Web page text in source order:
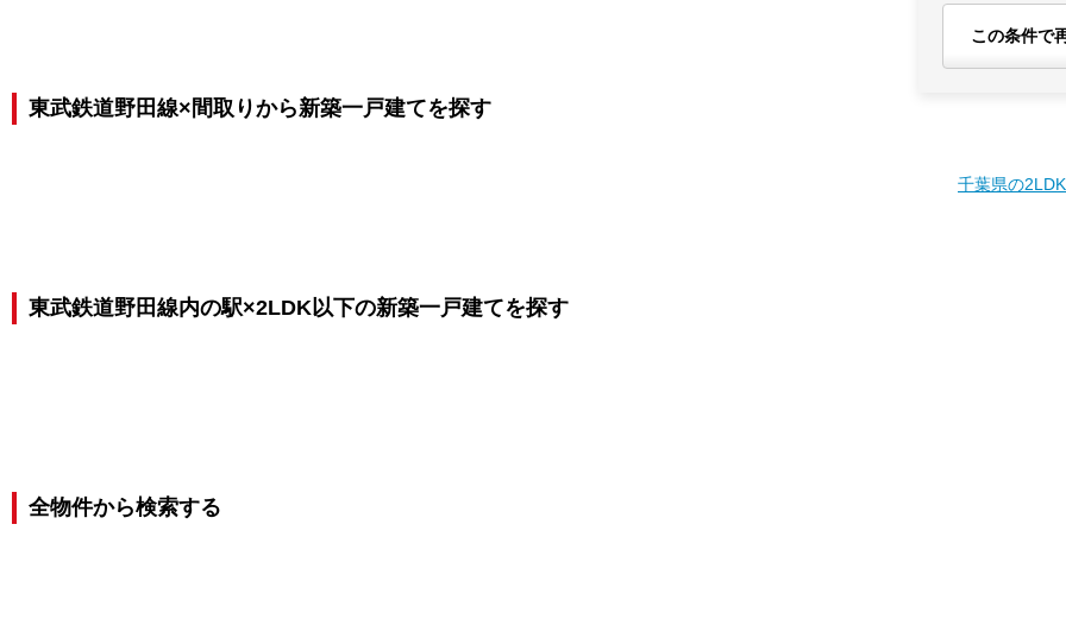
この条件で
東武鉄道野田線×間取りから新築一戸建てを探す
千葉県の
東武鉄道野田線内の駅×2LDK以下の新築一戸建てを探す
全物件から検索する